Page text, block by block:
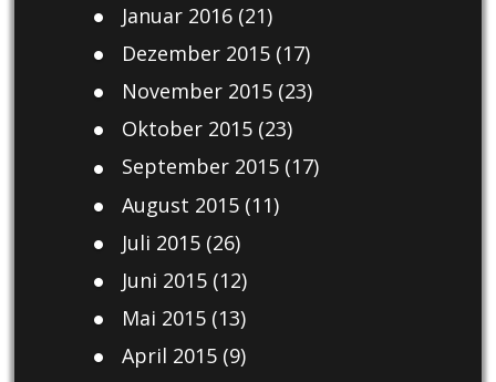
Januar 2016(21)
Dezember 2015(17)
November 2015(23)
Oktober 2015(23)
September 2015(17)
August 2015(11)
Juli 2015(26)
Juni 2015(12)
Mai 2015(13)
April 2015(9)